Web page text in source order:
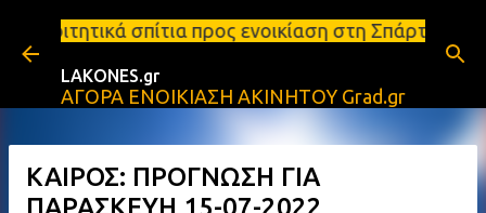
Μετάβαση στο κύριο περιεχόμενο
προς ενοικίαση στη Σπάρτη Ενοικιάσεις
LAKONES.gr
ΑΓΟΡΑ ΕΝΟΙΚΙΑΣΗ ΑΚΙΝΗΤΟΥ Grad.gr
ΚΑΙΡΟΣ: ΠΡΟΓΝΩΣΗ ΓΙΑ
ΠΑΡΑΣΚΕΥΗ 15-07-2022